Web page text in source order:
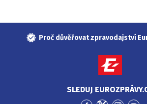
Proč důvěřovat zpravodajství
SLEDUJ